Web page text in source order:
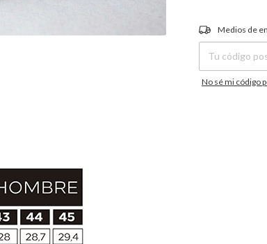
Entregas para el CP:
Medios de
No sé mi código